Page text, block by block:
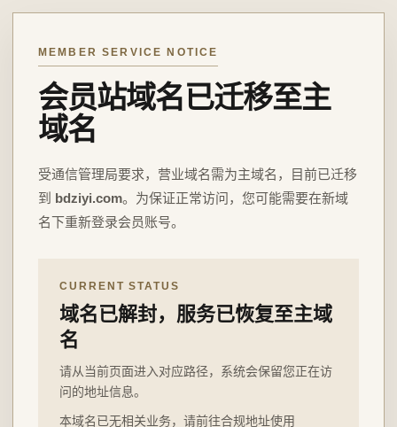
MEMBER SERVICE NOTICE
会员站域名已迁移至主
域名
受通信管理局要求，营业域名需为主域名，目前已迁移
到 bdziyi.com。为保证正常访问，您可能需要在新域
名下重新登录会员账号。
CURRENT STATUS
域名已解封，服务已恢复至主域
名
请从当前页面进入对应路径，系统会保留您正在访
问的地址信息。
本域名已无相关业务，请前往合规地址使用